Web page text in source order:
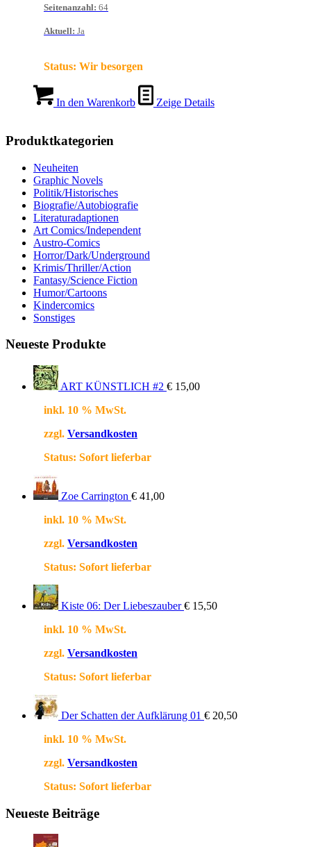
Seitenanzahl: 64
Aktuell: Ja
Status: Wir besorgen
In den Warenkorb Zeige Details
Produktkategorien
Neuheiten
Graphic Novels
Politik/Historisches
Biografie/Autobiografie
Literaturadaptionen
Art Comics/Independent
Austro-Comics
Horror/Dark/Underground
Krimis/Thriller/Action
Fantasy/Science Fiction
Humor/Cartoons
Kindercomics
Sonstiges
Neueste Produkte
ART KÜNSTLICH #2 € 15,00
inkl. 10 % MwSt.
zzgl. Versandkosten
Status: Sofort lieferbar
Zoe Carrington € 41,00
inkl. 10 % MwSt.
zzgl. Versandkosten
Status: Sofort lieferbar
Kiste 06: Der Liebeszauber € 15,50
inkl. 10 % MwSt.
zzgl. Versandkosten
Status: Sofort lieferbar
Der Schatten der Aufklärung 01 € 20,50
inkl. 10 % MwSt.
zzgl. Versandkosten
Status: Sofort lieferbar
Neueste Beiträge